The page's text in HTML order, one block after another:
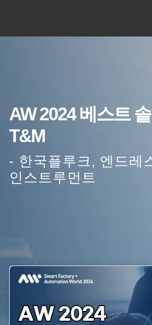
AW 2024 베스트
T&M
- 한국플루크, 엔드레
인스트루먼트